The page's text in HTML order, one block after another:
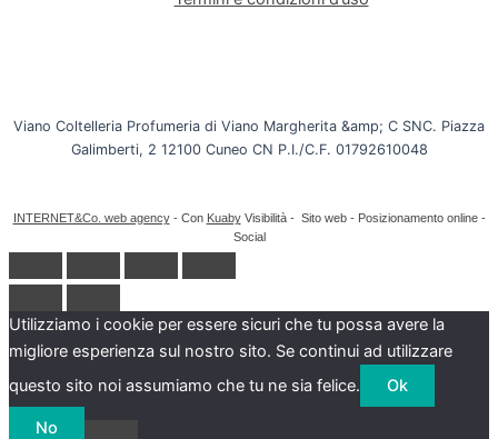
Viano Coltelleria Profumeria di Viano Margherita &amp; C SNC. Piazza
Galimberti, 2 12100 Cuneo CN P.I./C.F. 01792610048
INTERNET&Co. web agency- Con KuabyVisibilità - Sito web - Posizionamento online -
Social
Utilizziamo i cookie per essere sicuri che tu possa avere la
migliore esperienza sul nostro sito. Se continui ad utilizzare
questo sito noi assumiamo che tu ne sia felice.
Ok
No